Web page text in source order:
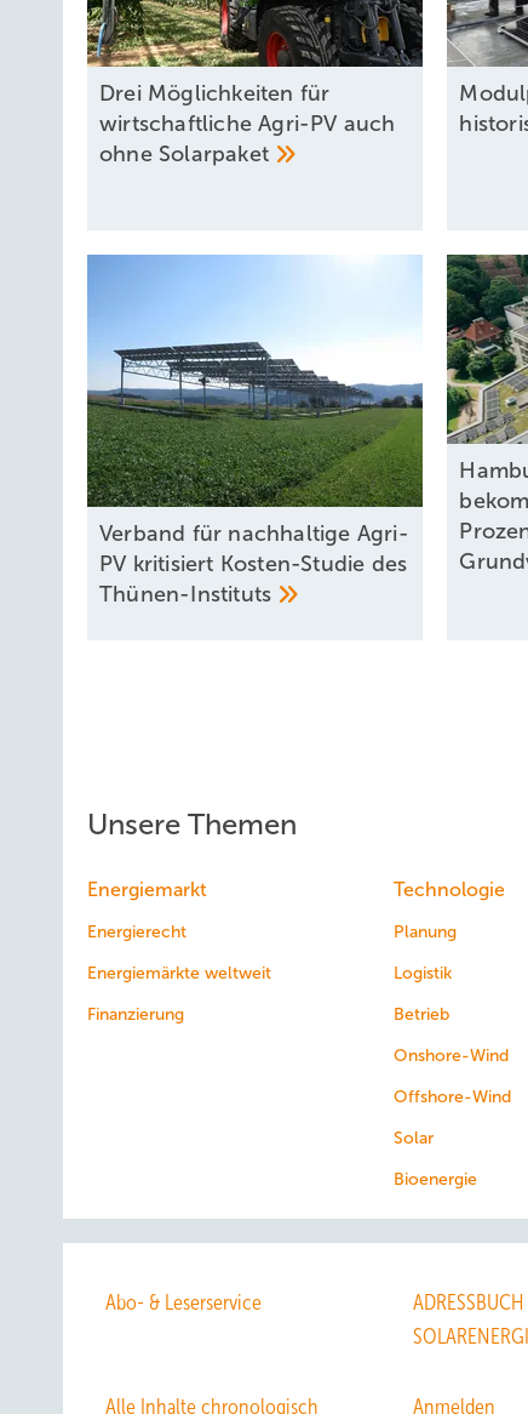
Drei Möglichkeiten für
wirtschaftliche Agri-PV auch
ohne Solarpaket
Verband für nachhaltige Agri-
PV kritisiert Kosten-Studie des
Thünen-Instituts
Unsere Themen
Energiemarkt
Energierecht
Energiemärkte weltweit
Finanzierung
Technologie
Planung
Logistik
Betrieb
Onshore-Wind
Offshore-Wind
Solar
Bioenergie
Abo- & Leserservice
Alle Inhalte chronologisch Anmelden